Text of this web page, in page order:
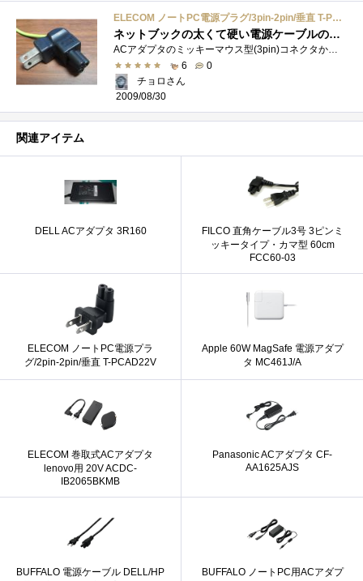
ELECOM ノートPC電源プラグ/3pin-2pin/垂直 T-PCAD32V
ネットブックの太くて硬い電源ケーブルの代わりに使用
ACアダプタのミッキーマウス型(3pin)コネクタから直接ACコンセントにつなげられる優れもの。ネットブックなどに付属してくる電源ケーブルはコス�...
6
0
チョロさん
2009/08/30
関連アイテム
DELL ACアダプタ 3R160
FILCO 直角ケーブル3号 3ピンミ
ッキータイプ・カマ型 60cm
FCC60-03
ELECOM ノートPC電源プラ
グ/2pin-2pin/垂直 T-PCAD22V
Apple 60W MagSafe 電源アダプ
タ MC461J/A
ELECOM 巻取式ACアダプタ
lenovo用 20V ACDC-
IB2065BKMB
Panasonic ACアダプタ CF-
AA1625AJS
BUFFALO 電源ケーブル DELL/HP
BUFFALO ノートPC用ACアダプ